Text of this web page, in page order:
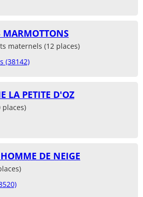
MARMOTTONS
maternels (12 places)
(38142)
LA PETITE D'OZ
places)
DE NEIGE